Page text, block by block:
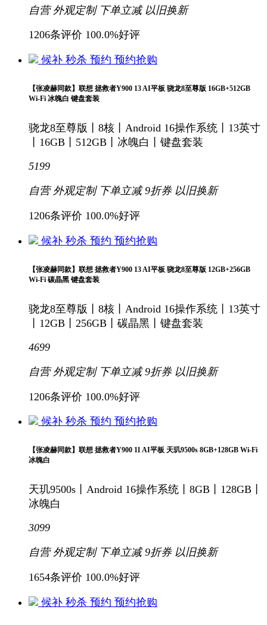
自营 外观定制 下单立减 以旧换新
1206条评价 100.0%好评
候补 秒杀 预约 预约抢购
【张凌赫同款】联想 拯救者Y900 13 AI平板 骁龙8至尊版 16GB+512GB
Wi-Fi 冰魄白 键盘套装
骁龙8至尊版丨8核丨Android 16操作系统丨13英寸
丨16GB丨512GB丨冰魄白丨键盘套装
5199
自营 外观定制 下单立减 9折券 以旧换新
1206条评价 100.0%好评
候补 秒杀 预约 预约抢购
【张凌赫同款】联想 拯救者Y900 13 AI平板 骁龙8至尊版 12GB+256GB
Wi-Fi 碳晶黑 键盘套装
骁龙8至尊版丨8核丨Android 16操作系统丨13英寸
丨12GB丨256GB丨碳晶黑丨键盘套装
4699
自营 外观定制 下单立减 9折券 以旧换新
1206条评价 100.0%好评
候补 秒杀 预约 预约抢购
【张凌赫同款】联想 拯救者Y900 11 AI平板 天玑9500s 8GB+128GB Wi-Fi
冰魄白
天玑9500s丨Android 16操作系统丨8GB丨128GB丨
冰魄白
3099
自营 外观定制 下单立减 9折券 以旧换新
1654条评价 100.0%好评
候补 秒杀 预约 预约抢购